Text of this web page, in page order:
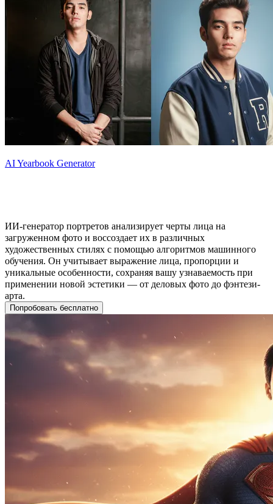
AI Yearbook Generator
ИИ-генератор портретов анализирует черты лица на
загруженном фото и воссоздает их в различных
художественных стилях с помощью алгоритмов машинного
обучения. Он учитывает выражение лица, пропорции и
уникальные особенности, сохраняя вашу узнаваемость при
применении новой эстетики — от деловых фото до фэнтези-
арта.
Попробовать бесплатно